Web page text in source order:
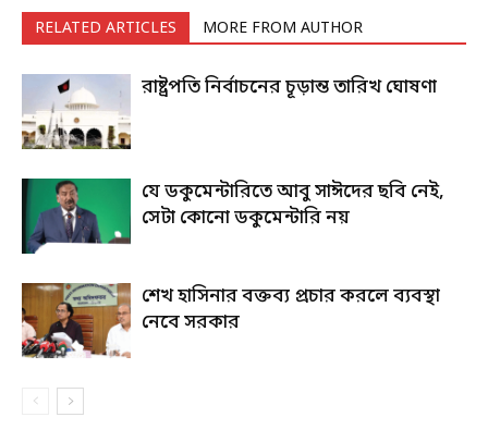
RELATED ARTICLES MORE FROM AUTHOR
রাষ্ট্রপতি নির্বাচনের চূড়ান্ত তারিখ ঘোষণা
যে ডকুমেন্টারিতে আবু সাঈদের ছবি নেই,
সেটা কোনো ডকুমেন্টারি নয়
শেখ হাসিনার বক্তব্য প্রচার করলে ব্যবস্থা
নেবে সরকার